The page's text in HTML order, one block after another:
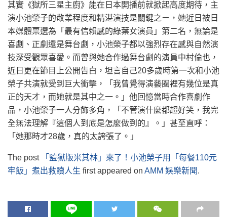
其實《獄所三星主廚》能在日本開播前就掀起高度期待，主
演小池榮子的敬業程度和精湛演技是關鍵之ㄧ，她近日被日
本媒體票選為「最有信賴感的綠葉女演員」第二名，無論是
喜劇、正劇還是舞台劇，小池榮子都以強烈存在感與自然演
技深受觀眾喜愛。而曾與她合作過舞台劇的演員中村倫也，
近日更在節目上公開告白，坦言自己20多歲時第一次和小池
榮子共演就受到巨大衝擊，「我曾覺得演藝圈裡有幾位是真
正的天才，而她就是其中之一。」他回憶當時合作喜劇作
品，小池榮子一人分飾多角，「不管演什麼都超好笑，我完
全無法理解『這個人到底是怎麼做到的』。」甚至直呼：
「她那時才28歲，真的太誇張了。」
The post
「監獄版米其林」來了！小池榮子用「每餐110元
牢飯」煮出救贖人生 first appeared on AMM 娛樂新聞.